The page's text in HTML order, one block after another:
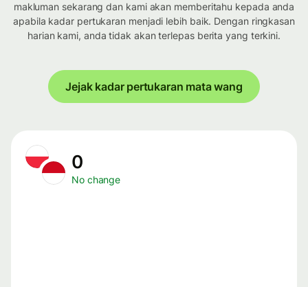
makluman sekarang dan kami akan memberitahu kepada anda
apabila kadar pertukaran menjadi lebih baik. Dengan ringkasan
harian kami, anda tidak akan terlepas berita yang terkini.
Jejak kadar pertukaran mata wang
0
No change